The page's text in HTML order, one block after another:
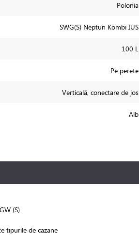
Polonia
SWG(S) Neptun Kombi IUS
100 L
Pe perete
Verticală, conectare de jos
Alb
(S)
tipurile de cazane